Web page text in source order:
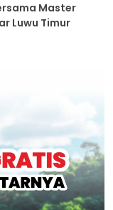
Master
Luwu Timur